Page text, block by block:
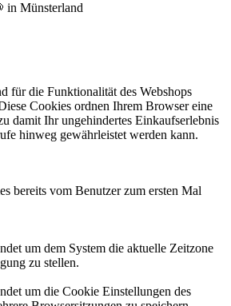
in Münsterland
für die Funktionalität des Webshops
Cookies ordnen Ihrem Browser eine
damit Ihr ungehindertes Einkaufserlebnis
hinweg gewährleistet werden kann.
bereits vom Benutzer zum ersten Mal
um dem System die aktuelle Zeitzone
zu stellen.
um die Cookie Einstellungen des